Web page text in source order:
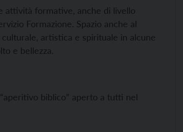
attività formative, anche di livello
Formazione. Spazio anche al
artistica e spirituale in alcune
e bellezza.
biblico” aperto a tutti nel